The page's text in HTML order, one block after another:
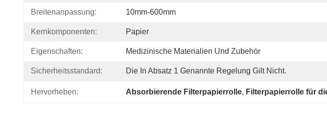
Breitenanpassung: 10mm-600mm
Kernkomponenten: Papier
Eigenschaften: Medizinische Materialien Und Zubehör
Sicherheitsstandard: Die In Absatz 1 Genannte Regelung Gilt Nicht.
Hervorheben: Absorbierende Filterpapierrolle, Filterpapierrolle für